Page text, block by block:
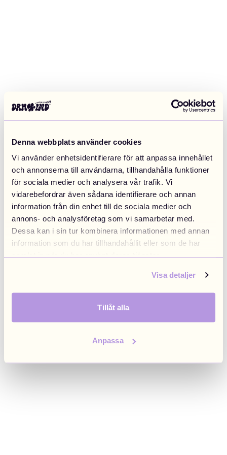
Denna webbplats använder cookies
Vi använder enhetsidentifierare för att anpassa innehållet
och annonserna till användarna, tillhandahålla funktioner
för sociala medier och analysera vår trafik. Vi
vidarebefordrar även sådana identifierare och annan
information från din enhet till de sociala medier och
annons- och analysföretag som vi samarbetar med.
Dessa kan i sin tur kombinera informationen med annan
information som du har tillhandahållit eller som de har
samlat in när du har använt deras tjänster.
Visa detaljer
Tillåt alla
Anpassa
Application error: a client-side exception has occurred (see the
browser console for more information).